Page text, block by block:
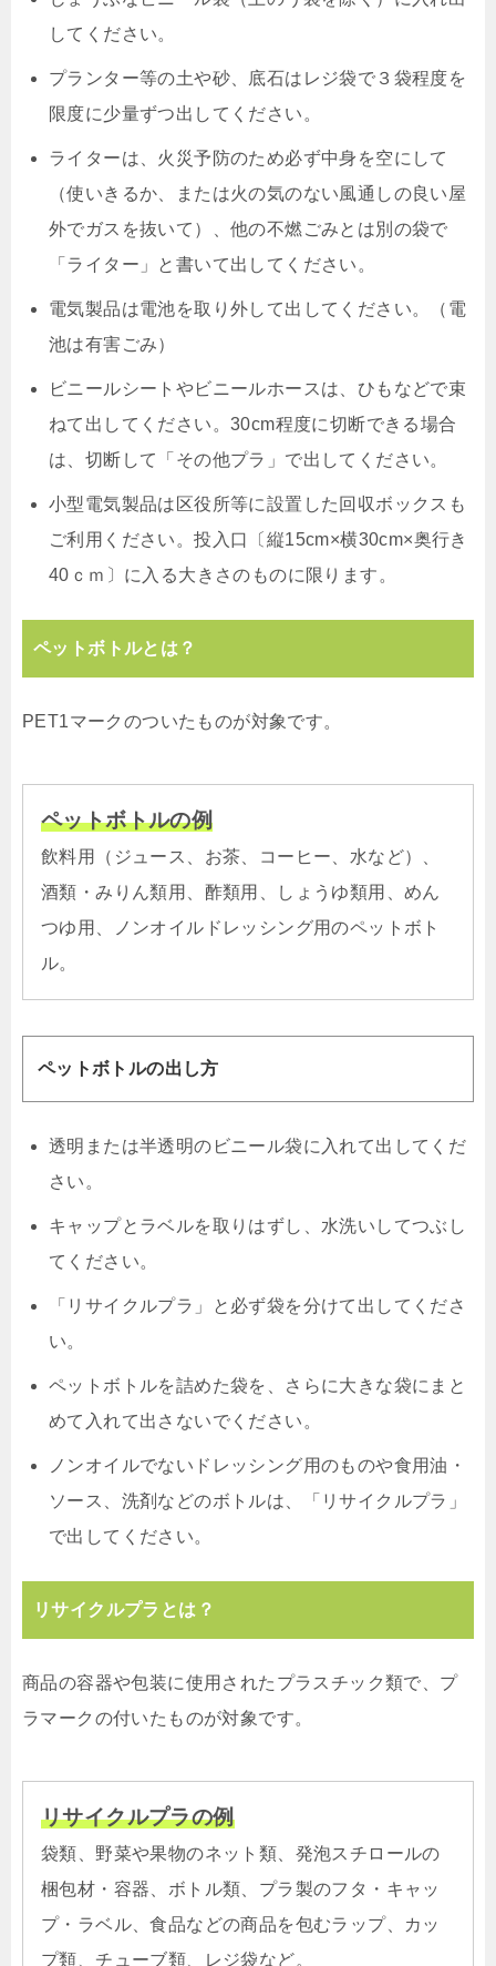
してください。
プランター等の土や砂、底石はレジ袋で３袋程度を
限度に少量ずつ出してください。
ライターは、火災予防のため必ず中身を空にして
（使いきるか、または火の気のない風通しの良い屋
外でガスを抜いて）、他の不燃ごみとは別の袋で
「ライター」と書いて出してください。
電気製品は電池を取り外して出してください。（電
池は有害ごみ）
ビニールシートやビニールホースは、ひもなどで束
ねて出してください。30cm程度に切断できる場合
は、切断して「その他プラ」で出してください。
小型電気製品は区役所等に設置した回収ボックスも
ご利用ください。投入口〔縦15cm×横30cm×奥行き
40ｃｍ〕に入る大きさのものに限ります。
ペットボトルとは？
PET1マークのついたものが対象です。
ペットボトルの例
飲料用（ジュース、お茶、コーヒー、水など）、
酒類・みりん類用、酢類用、しょうゆ類用、めん
つゆ用、ノンオイルドレッシング用のペットボト
ル。
ペットボトルの出し方
透明または半透明のビニール袋に入れて出してくだ
さい。
キャップとラベルを取りはずし、水洗いしてつぶし
てください。
「リサイクルプラ」と必ず袋を分けて出してくださ
い。
ペットボトルを詰めた袋を、さらに大きな袋にまと
めて入れて出さないでください。
ノンオイルでないドレッシング用のものや食用油・
ソース、洗剤などのボトルは、「リサイクルプラ」
で出してください。
リサイクルプラとは？
商品の容器や包装に使用されたプラスチック類で、プ
ラマークの付いたものが対象です。
リサイクルプラの例
袋類、野菜や果物のネット類、発泡スチロールの
梱包材・容器、ボトル類、プラ製のフタ・キャッ
プ・ラベル、食品などの商品を包むラップ、カッ
プ類、チューブ類、レジ袋など。